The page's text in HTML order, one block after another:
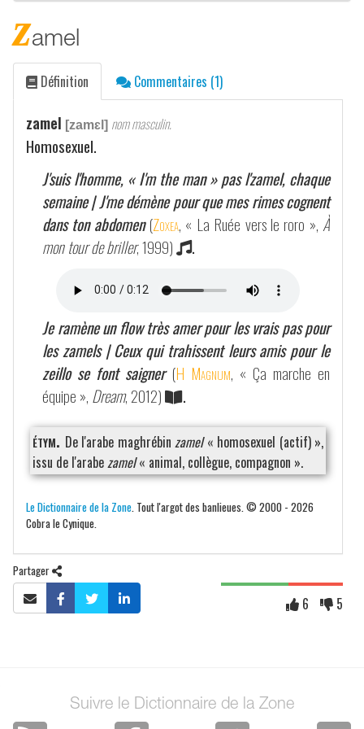
zamel
Définition Commentaires (1)
zamel [zamɛl] nom masculin.
Homosexuel.
J'suis l'homme, « I'm the man » pas l'zamel, chaque
semaine | J'me démène pour que mes rimes cognent
dans ton abdomen (Zoxea, « La Ruée vers le roro », À
mon tour de briller, 1999) .
Je ramène un flow très amer pour les vrais pas pour
les zamels | Ceux qui trahissent leurs amis pour le
zeillo se font saigner (H Magnum, « Ça marche en
équipe », Dream, 2012)
.
étym. De l'arabe maghrébin zamel« homosexuel (actif) »,
issu de l'arabe zamel« animal, collègue, compagnon ».
Le Dictionnaire de la Zone . Tout l'argot des banlieues. © 2000 - 2026
Cobra le Cynique.
Partager
6 5
Suivre le Dictionnaire de la Zone